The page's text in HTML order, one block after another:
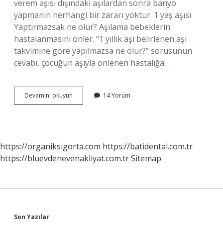
verem aşısı dışındaki aşılardan sonra banyo
yapmanın herhangi bir zararı yoktur. 1 yaş aşısı
Yaptırmazsak ne olur? Aşılama bebeklerin
hastalanmasını önler. “1 yıllık aşı belirlenen aşı
takvimine göre yapılmazsa ne olur?” sorusunun
cevabı, çocuğun aşıyla önlenen hastalığa…
Devamını okuyun
Yaş
14 Yorum
https://organiksigorta.com https://batidental.com.tr
https://bluevdenevenakliyat.com.trSitemap
Sidebar
Son Yazılar